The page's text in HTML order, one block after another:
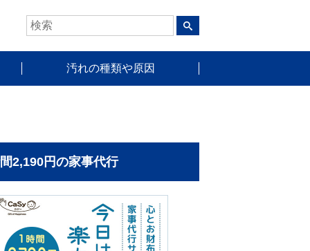
汚れの種類や原因
2,190円の家事代行